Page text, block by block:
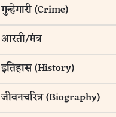
गुन्हेगारी (Crime)
आरती/मंत्र
इतिहास (History)
जीवनचरित्र (Biography)